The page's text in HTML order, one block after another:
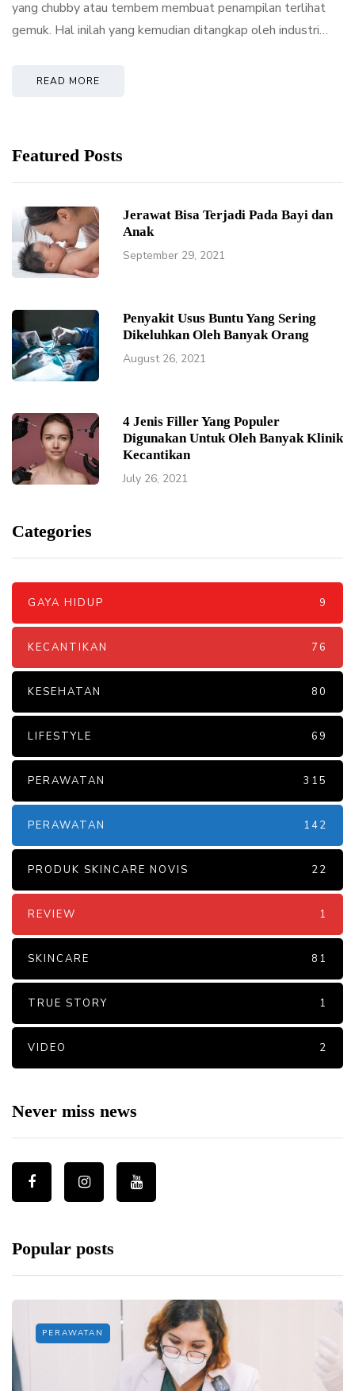
yang chubby atau tembem membuat penampilan terlihat
gemuk. Hal inilah yang kemudian ditangkap oleh industri…
READ MORE
Featured Posts
Jerawat Bisa Terjadi Pada Bayi dan
Anak
September 29, 2021
Penyakit Usus Buntu Yang Sering
Dikeluhkan Oleh Banyak Orang
August 26, 2021
4 Jenis Filler Yang Populer
Digunakan Untuk Oleh Banyak Klinik
Kecantikan
July 26, 2021
Categories
GAYA HIDUP 9
KECANTIKAN 76
KESEHATAN 80
LIFESTYLE 69
PERAWATAN 315
PERAWATAN 142
PRODUK SKINCARE NOVIS 22
REVIEW 1
SKINCARE 81
TRUE STORY 1
VIDEO 2
Never miss news
Popular posts
PERAWATAN